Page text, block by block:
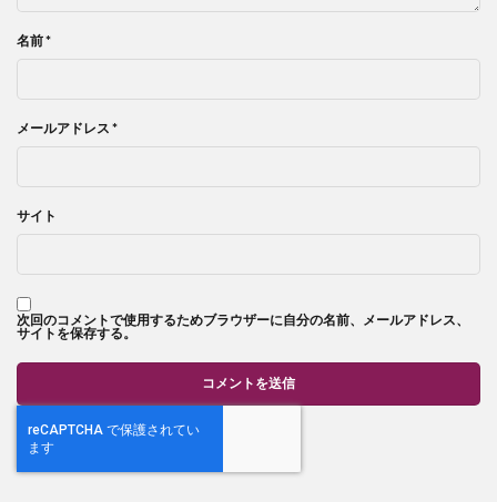
名前*
メールアドレス *
サイト
次回のコメントで使用するためブラウザーに自分の名前、メールアドレス、
サイトを保存する。